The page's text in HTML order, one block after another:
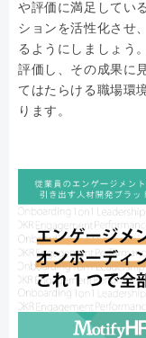
や評価に満足してい
ションを活性化させ
るようにしましょう
評価し、その成果に
てはたらける職場環
ります。